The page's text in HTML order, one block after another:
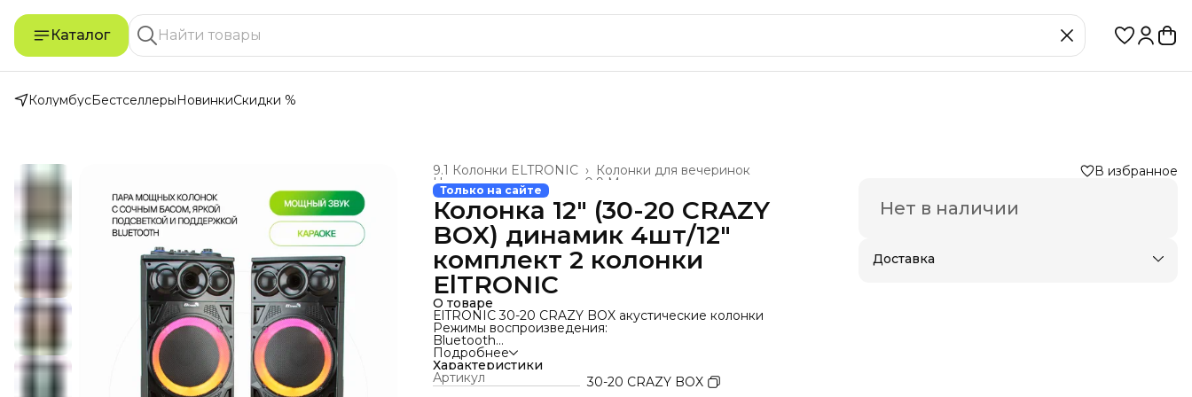
Каталог
КолумбусБестселлерыНовинкиСкидки %
Колонки для вечеринок
9.1 Колонки ELTRONIC ›
0.9 Музыкальные колонки
Новая номенклатура
Главная ›
Только на сайте
Колонка 12" (30-20 CRAZY
BOX) динамик 4шт/12"
комплект 2 колонки
ElTRONIC
О товаре
ElTRONIC 30-20 CRAZY BOX акустические колонки
Режимы воспроизведения:
Bluetooth
Внешний накопитель
Aux
FM
Подробнее
Характеристики
Артикул
30-20 CRAZY BOX
В избранное
Нет в наличии
Доставка